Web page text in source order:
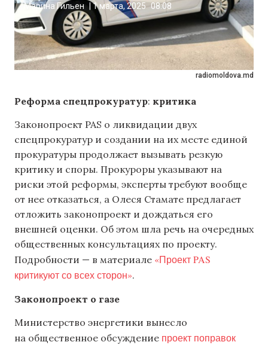
radiomoldova.md
Марина Гильен 1 марта, 2025 08:08
Реформа спецпрокуратур: критика
Законопроект PAS о ликвидации двух
спецпрокуратур и создании на их месте единой
прокуратуры продолжает вызывать резкую
критику и споры. Прокуроры указывают на
риски этой реформы, эксперты требуют вообще
от нее отказаться, а Олеся Стамате предлагает
отложить законопроект и дождаться его
внешней оценки. Об этом шла речь на очередных
общественных консультациях по проекту.
Подробности — в материале «Проект PAS
критикуют со всех сторон».
Законопроект о газе
Министерство энергетики вынесло
на общественное обсуждение проект поправок